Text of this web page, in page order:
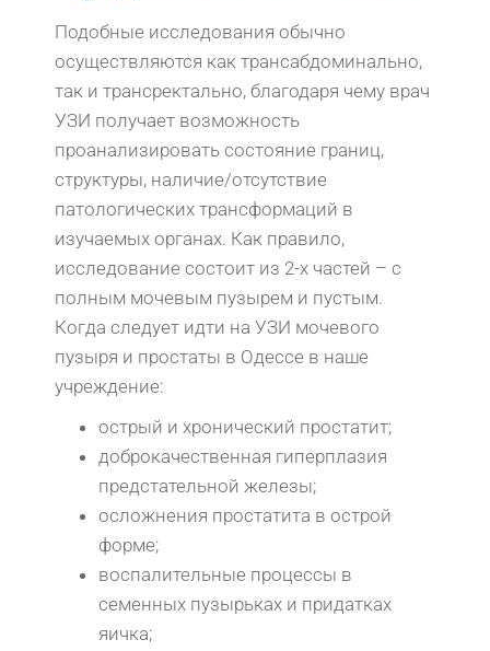
Подобные исследования обычно
осуществляются как трансабдоминально,
так и трансректально, благодаря чему врач
УЗИ получает возможность
проанализировать состояние границ,
структуры, наличие/отсутствие
патологических трансформаций в
изучаемых органах. Как правило,
исследование состоит из 2-х частей – с
полным мочевым пузырем и пустым.
Когда следует идти на УЗИ мочевого
пузыря и простаты в Одессе в наше
учреждение:
острый и хронический простатит;
доброкачественная гиперплазия
предстательной железы;
осложнения простатита в острой
форме;
воспалительные процессы в
семенных пузырьках и придатках
яичка;